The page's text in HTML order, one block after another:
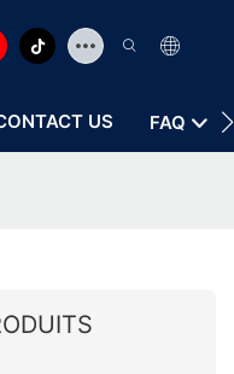
US FAQ